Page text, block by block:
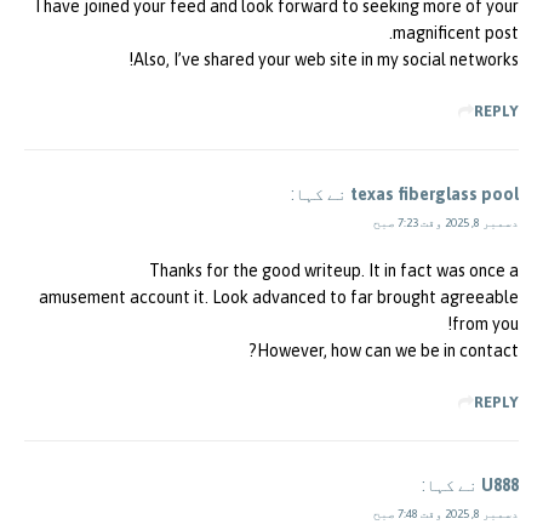
I have joined your feed and look forward to seeking more of your
magnificent post.
Also, I’ve shared your web site in my social networks!
REPLY
texas fiberglass pool نے کہا:
دسمبر 8, 2025 وقت 7:23 صبح
Thanks for the good writeup. It in fact was once a
amusement account it. Look advanced to far brought agreeable
from you!
However, how can we be in contact?
REPLY
U888 نے کہا:
دسمبر 8, 2025 وقت 7:48 صبح